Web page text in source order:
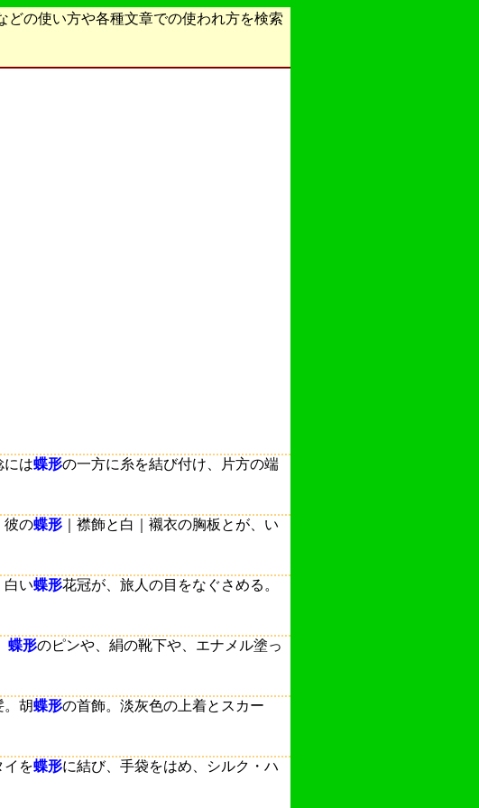
の使い方や各種文章での使われ方を検索
には蝶形の一方に糸を結び付け、片方の端
の蝶形｜襟飾と白｜襯衣の胸板とが、い
白い蝶形花冠が、旅人の目をなぐさめる。
蝶形のピンや、絹の靴下や、エナメル塗っ
胡蝶形の首飾。淡灰色の上着とスカー
イを蝶形に結び、手袋をはめ、シルク・ハ